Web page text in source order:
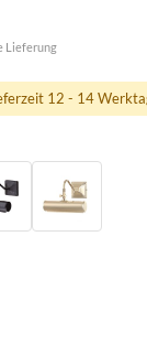
Lieferung
12 - 14